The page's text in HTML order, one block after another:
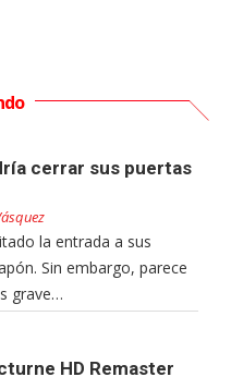
cerrar sus puertas
la entrada a sus
Sin embargo, parece
grave…
HD Remaster